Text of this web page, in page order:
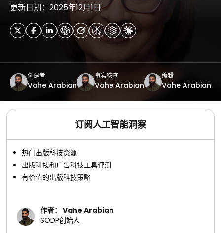
更新日期：2025年12月1日
创建者
Vahe Arabian
事实核查
Vahe Arabian
编辑
Vahe Arabian
订阅人工智能洞察
热门出版科技资源
出版科技和广告科技工具评测
有价值的出版科技策略
作者： Vahe Arabian
SODP创始人